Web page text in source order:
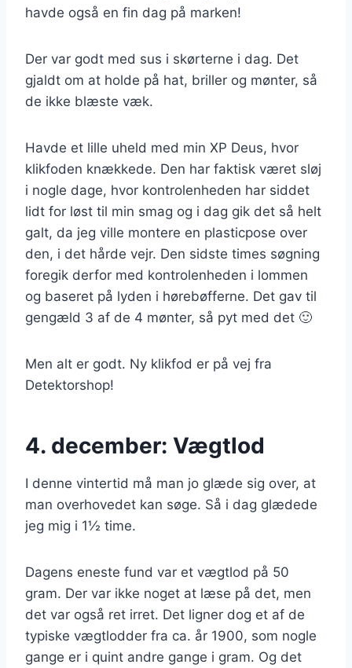
havde også en fin dag på marken!
Der var godt med sus i skørterne i dag. Det
gjaldt om at holde på hat, briller og mønter, så
de ikke blæste væk.
Havde et lille uheld med min XP Deus, hvor
klikfoden knækkede. Den har faktisk været sløj
i nogle dage, hvor kontrolenheden har siddet
lidt for løst til min smag og i dag gik det så helt
galt, da jeg ville montere en plasticpose over
den, i det hårde vejr. Den sidste times søgning
foregik derfor med kontrolenheden i lommen
og baseret på lyden i hørebøfferne. Det gav til
gengæld 3 af de 4 mønter, så pyt med det 🙂
Men alt er godt. Ny klikfod er på vej fra
Detektorshop!
4. december: Vægtlod
I denne vintertid må man jo glæde sig over, at
man overhovedet kan søge. Så i dag glædede
jeg mig i 1½ time.
Dagens eneste fund var et vægtlod på 50
gram. Der var ikke noget at læse på det, men
det var også ret irret. Det ligner dog et af de
typiske vægtlodder fra ca. år 1900, som nogle
gange er i quint andre gange i gram. Og det